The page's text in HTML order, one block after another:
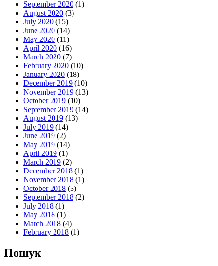
September 2020 (1)
August 2020 (3)
July 2020 (15)
June 2020 (14)
May 2020 (11)
April 2020 (16)
March 2020 (7)
February 2020 (10)
January 2020 (18)
December 2019 (10)
November 2019 (13)
October 2019 (10)
September 2019 (14)
August 2019 (13)
July 2019 (14)
June 2019 (2)
May 2019 (14)
April 2019 (1)
March 2019 (2)
December 2018 (1)
November 2018 (1)
October 2018 (3)
September 2018 (2)
July 2018 (1)
May 2018 (1)
March 2018 (4)
February 2018 (1)
Пошук